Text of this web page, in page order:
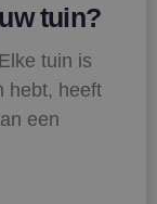
tuin?
tuin is
hebt, heeft
een